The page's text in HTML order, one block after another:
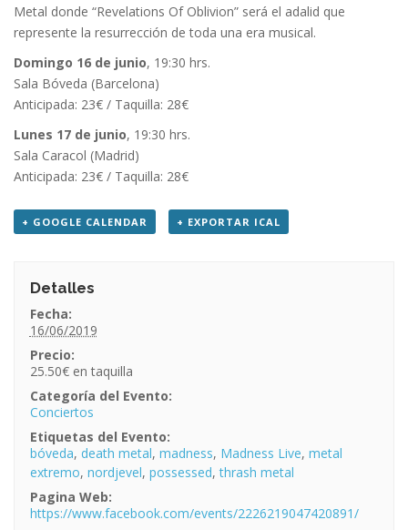
Metal donde “Revelations Of Oblivion” será el adalid que
represente la resurrección de toda una era musical.
Domingo 16 de junio, 19:30 hrs.
Sala Bóveda (Barcelona)
Anticipada: 23€ / Taquilla: 28€
Lunes 17 de junio, 19:30 hrs.
Sala Caracol (Madrid)
Anticipada: 23€ / Taquilla: 28€
+ GOOGLE CALENDAR + EXPORTAR ICAL
Detalles
Fecha:
16/06/2019
Precio:
25.50€
Categoría del Evento:
Conciertos
Etiquetas del Evento:
bóveda, death metal, madness, Madness Live, metal
extremo, nordjevel, possessed,thrash metal
Pagina Web:
https://www.facebook.com/events/2226219047420891/